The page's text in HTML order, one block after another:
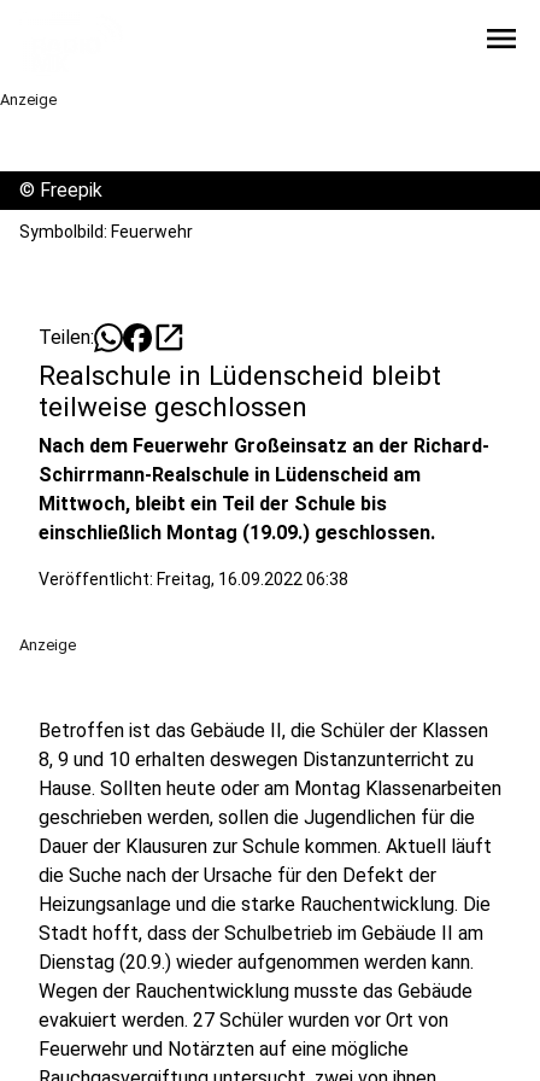
menu
Anzeige
© Freepik
Symbolbild: Feuerwehr
Teilen: open_in_new
Realschule in Lüdenscheid bleibt
teilweise geschlossen
Nach dem Feuerwehr Großeinsatz an der Richard-
Schirrmann-Realschule in Lüdenscheid am
Mittwoch, bleibt ein Teil der Schule bis
einschließlich Montag (19.09.) geschlossen.
Veröffentlicht: Freitag, 16.09.2022 06:38
Anzeige
Betroffen ist das Gebäude II, die Schüler der Klassen
8, 9 und 10 erhalten deswegen Distanzunterricht zu
Hause. Sollten heute oder am Montag Klassenarbeiten
geschrieben werden, sollen die Jugendlichen für die
Dauer der Klausuren zur Schule kommen. Aktuell läuft
die Suche nach der Ursache für den Defekt der
Heizungsanlage und die starke Rauchentwicklung. Die
Stadt hofft, dass der Schulbetrieb im Gebäude II am
Dienstag (20.9.) wieder aufgenommen werden kann.
Wegen der Rauchentwicklung musste das Gebäude
evakuiert werden. 27 Schüler wurden vor Ort von
Feuerwehr und Notärzten auf eine mögliche